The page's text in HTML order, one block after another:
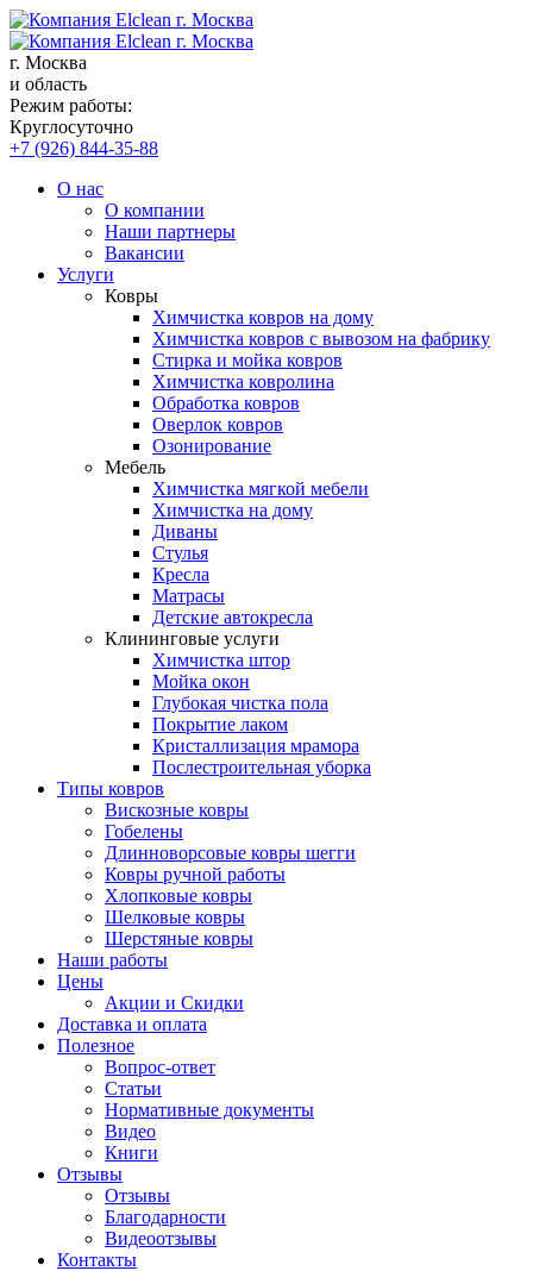
г. Москва
и область
Режим работы:
Круглосуточно
+7 (926) 844-35-88
О нас
О компании
Наши партнеры
Вакансии
Услуги
Ковры
Химчистка ковров на дому
Химчистка ковров с вывозом на фабрику
Стирка и мойка ковров
Химчистка ковролина
Обработка ковров
Оверлок ковров
Озонирование
Мебель
Химчистка мягкой мебели
Химчистка на дому
Диваны
Стулья
Кресла
Матрасы
Детские автокресла
Клининговые услуги
Химчистка штор
Мойка окон
Глубокая чистка пола
Покрытие лаком
Кристаллизация мрамора
Послестроительная уборка
Типы ковров
Вискозные ковры
Гобелены
Длинноворсовые ковры шегги
Ковры ручной работы
Хлопковые ковры
Шелковые ковры
Шерстяные ковры
Наши работы
Цены
Акции и Скидки
Доставка и оплата
Полезное
Вопрос-ответ
Статьи
Нормативные документы
Видео
Книги
Отзывы
Отзывы
Благодарности
Видеоотзывы
Контакты